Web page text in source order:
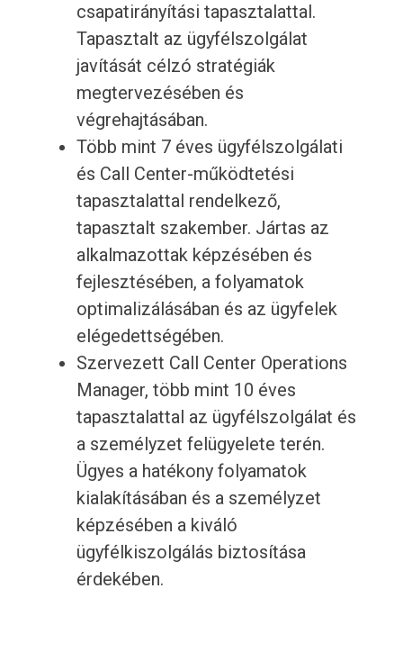
csapatirányítási tapasztalattal.
Tapasztalt az ügyfélszolgálat
javítását célzó stratégiák
megtervezésében és
végrehajtásában.
Több mint 7 éves ügyfélszolgálati
és Call Center-működtetési
tapasztalattal rendelkező,
tapasztalt szakember. Jártas az
alkalmazottak képzésében és
fejlesztésében, a folyamatok
optimalizálásában és az ügyfelek
elégedettségében.
Szervezett Call Center Operations
Manager, több mint 10 éves
tapasztalattal az ügyfélszolgálat és
a személyzet felügyelete terén.
Ügyes a hatékony folyamatok
kialakításában és a személyzet
képzésében a kiváló
ügyfélkiszolgálás biztosítása
érdekében.